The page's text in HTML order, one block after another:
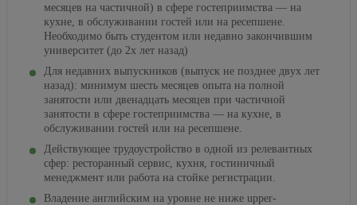
месяцев на частичной) в сфере гостеприимства — на
кухне, в обслуживании гостей или на ресепшене.
Необходимо быть студентом или недавно закончившим
университет (до 2х лет назад)
Для недавних выпускников (выпуск не позднее двух лет
назад): минимум шесть месяцев опыта на полной
занятости или двенадцать месяцев при частичной
занятости в сфере гостеприимства — на кухне, в
обслуживании гостей или на ресепшене.
Действующее трудоустройство в одной из релевантных
сфер: ресторанный сервис, кухня, гостиничный
менеджмент или работа на стойке регистрации.
Владение английским на уровне не ниже upper-